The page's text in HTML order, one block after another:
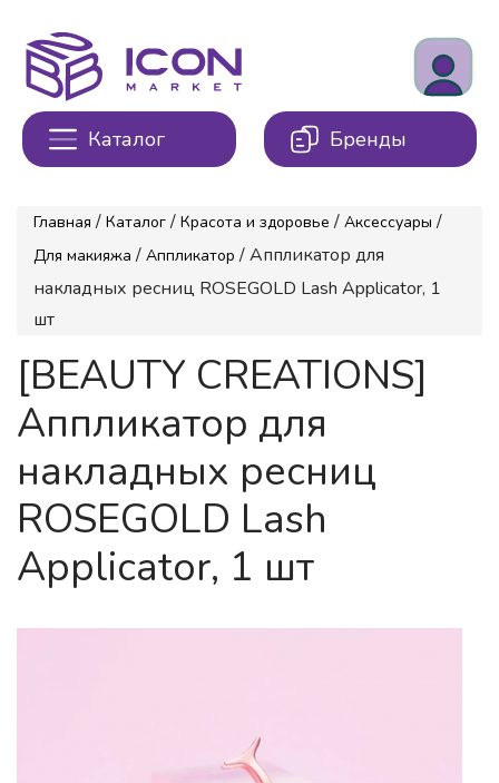
Каталог Бренды
Главная / Каталог / Красота и здоровье / Аксессуары /
Для макияжа / Аппликатор / Аппликатор для
накладных ресниц ROSEGOLD Lash Applicator, 1
шт
[BEAUTY CREATIONS]
Аппликатор для
накладных ресниц
ROSEGOLD Lash
Applicator, 1 шт